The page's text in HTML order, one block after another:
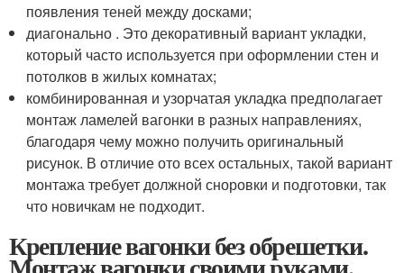
появления теней между досками;
диагонально . Это декоративный вариант укладки,
который часто используется при оформлении стен и
потолков в жилых комнатах;
комбинированная и узорчатая укладка предполагает
монтаж ламелей вагонки в разных направлениях,
благодаря чему можно получить оригинальный
рисунок. В отличие ото всех остальных, такой вариант
монтажа требует должной сноровки и подготовки, так
что новичкам не подходит.
Крепление вагонки без обрешетки.